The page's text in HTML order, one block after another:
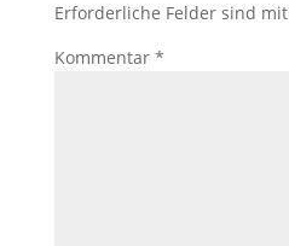
Erforderliche Felder sind mit
Kommentar *